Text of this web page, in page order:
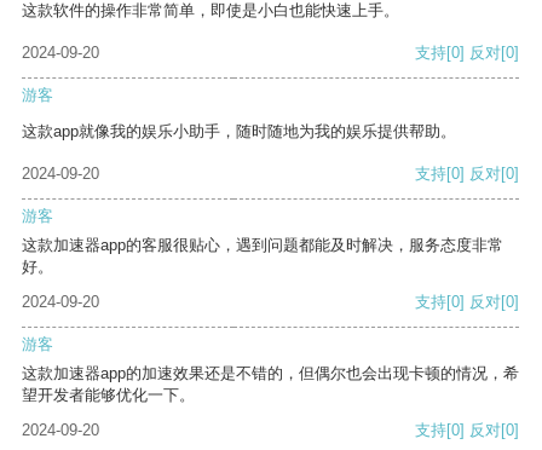
这款软件的操作非常简单，即使是小白也能快速上手。
2024-09-20 支持[0] 反对[0]
游客
这款app就像我的娱乐小助手，随时随地为我的娱乐提供帮助。
2024-09-20 支持[0] 反对[0]
游客
这款加速器app的客服很贴心，遇到问题都能及时解决，服务态度非常
好。
2024-09-20
支持[0] 反对[0]
游客
这款加速器app的加速效果还是不错的，但偶尔也会出现卡顿的情况，希
望开发者能够优化一下。
2024-09-20
支持[0] 反对[0]